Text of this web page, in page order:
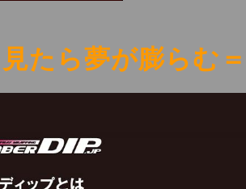
たら夢が膨らむ